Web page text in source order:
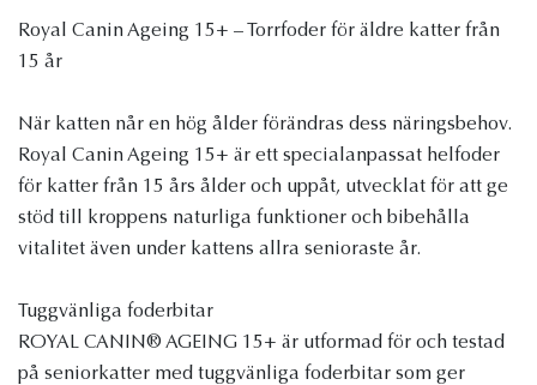
Royal Canin Ageing 15+ – Torrfoder för äldre katter från
15 år
När katten når en hög ålder förändras dess näringsbehov.
Royal Canin Ageing 15+ är ett specialanpassat helfoder
för katter från 15 års ålder och uppåt, utvecklat för att ge
stöd till kroppens naturliga funktioner och bibehålla
vitalitet även under kattens allra senioraste år.
Tuggvänliga foderbitar
ROYAL CANIN® AGEING 15+ är utformad för och testad
på seniorkatter med tuggvänliga foderbitar som ger